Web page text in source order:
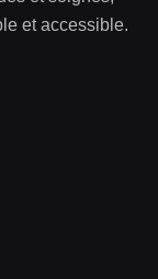
et accessible.